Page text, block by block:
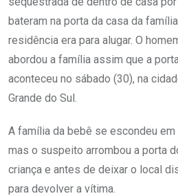
bateram na porta da casa da
residência era para alugar. O
abordou a família assim que a
aconteceu no sábado (30), na
Grande do Sul.
A família da bebê se escondeu
mas o suspeito arrombou a porta
criança e antes de deixar o local
para devolver a vítima.